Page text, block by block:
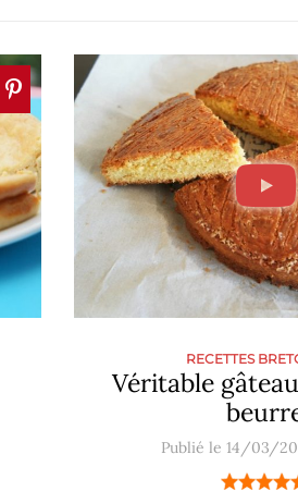
RECETTES
Véritable
Publié le 14/03/